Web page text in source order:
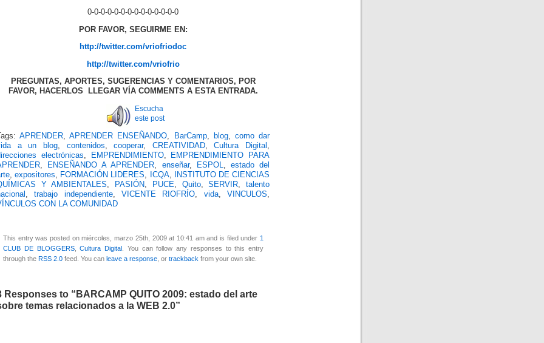
0-0-0-0-0-0-0-0-0-0-0-0-0-0
POR FAVOR, SEGUIRME EN :
http://twitter.com/vriofriodoc
http://twitter.com/vriofrio
PREGUNTAS, APORTES, SUGERENCIAS Y COMENTARIOS, POR
FAVOR, HACERLOS LLEGAR VÍA COMMENTS A ESTA ENTRADA.
Escucha
este post
APRENDER ,APRENDER ENSEÑANDO BarCamp, blog, como dar
a un blog, contenidos ,cooperar, CREATIVIDAD,Cultura Digital
electrónicas
EMPRENDIMIENTO,
EMPRENDIMIENTO PARA
ENSEÑANDO A APRENDER enseñar, ESPOL
estado del
,expositores FORMACIÓN LIDERES ICQA,
INSTITUTO DE CIENCIAS
Y AMBIENTALES
PASIÓN PUCE Quito,SERVIR ,talento
,trabajo independiente,VICENTE RIOFRÍO vida,VINCULOS
CON LA COMUNIDAD
This entry was posted on miércoles, marzo 25th, 2009 at 10:41 am and is filed under 1
CLUB DE BLOGGERS,Cultura Digital . You can follow any responses to this entry
through the RSS 2.0 feed. You can leave a response , or trackback from your own site.
Responses to “BARCAMP QUITO 2009: estado del arte
temas relacionados a la WEB 2.0”